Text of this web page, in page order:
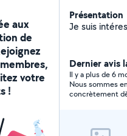
aux
de
votre
!
Présentation
Je suis
Dernier avis
Il y a plus de 6
Nous sommes
concrètement